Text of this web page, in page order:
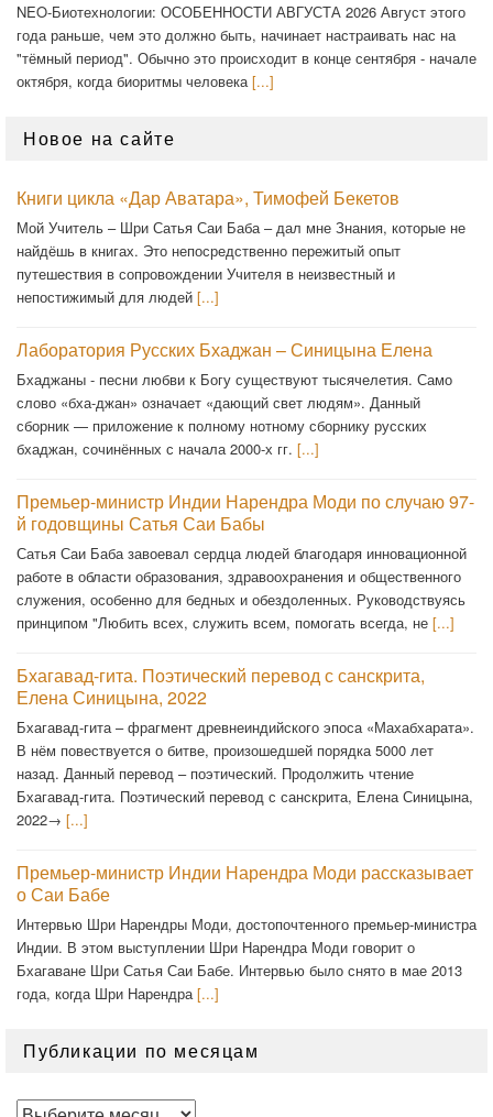
NEO-Биотехнологии: ОСОБЕННОСТИ АВГУСТА 2026 Август этого
года раньше, чем это должно быть, начинает настраивать нас на
"тёмный период". Обычно это происходит в конце сентября - начале
октября, когда биоритмы человека[...]
Новое на сайте
Книги цикла «Дар Аватара», Тимофей Бекетов
Мой Учитель – Шри Сатья Саи Баба – дал мне Знания, которые не
найдёшь в книгах. Это непосредственно пережитый опыт
путешествия в сопровождении Учителя в неизвестный и
непостижимый для людей [...]
Лаборатория Русских Бхаджан – Синицына Елена
Бхаджаны - песни любви к Богу существуют тысячелетия. Само
слово «бха-джан» означает «дающий свет людям». Данный
сборник — приложение к полному нотному сборнику русских
бхаджан, сочинённых с начала 2000-х гг. [...]
Премьер-министр Индии Нарендра Моди по случаю 97-
й годовщины Сатья Саи Бабы
Сатья Саи Баба завоевал сердца людей благодаря инновационной
работе в области образования, здравоохранения и общественного
служения, особенно для бедных и обездоленных. Руководствуясь
принципом "Любить всех, служить всем, помогать всегда, не [...]
Бхагавад-гита. Поэтический перевод с санскрита,
Елена Синицына, 2022
Бхагавад-гита – фрагмент древнеиндийского эпоса «Махабхарата».
В нём повествуется о битве, произошедшей порядка 5000 лет
назад. Данный перевод – поэтический. Продолжить чтение
Бхагавад-гита. Поэтический перевод с санскрита, Елена Синицына,
2022→ [...]
Премьер-министр Индии Нарендра Моди рассказывает
о Саи Бабе
Интервью Шри Нарендры Моди, достопочтенного премьер-министра
Индии. В этом выступлении Шри Нарендра Моди говорит о
Бхагаване Шри Сатья Саи Бабе. Интервью было снято в мае 2013
года, когда Шри Нарендра[...]
Публикации по месяцам
Публикации